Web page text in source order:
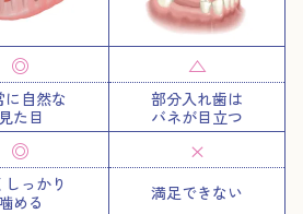
◎
に自然な
見た目
△
部分入れ歯は
バネが目立つ
◎
しっかり
噛める
×
満足できない